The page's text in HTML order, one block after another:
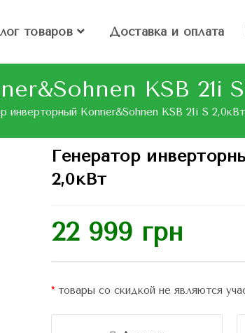
товаров Доставка и оплата
KSB 21i
инверторный Konner&Sohnen KSB 21i S 2,0кВт
Генератор
2,0кВт
22 999 грн
*товары со скидкой не являются